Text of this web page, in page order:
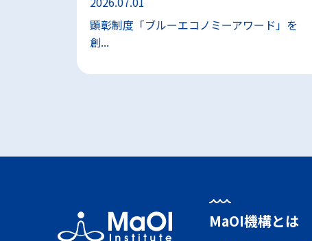
顕彰制度「ブルーエコノミーアワード」を
創...
MaOI機構とは